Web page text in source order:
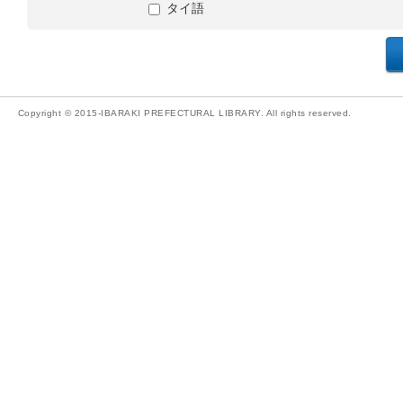
タイ語
Copyright © 2015-IBARAKI PREFECTURAL LIBRARY. All rights reserved.